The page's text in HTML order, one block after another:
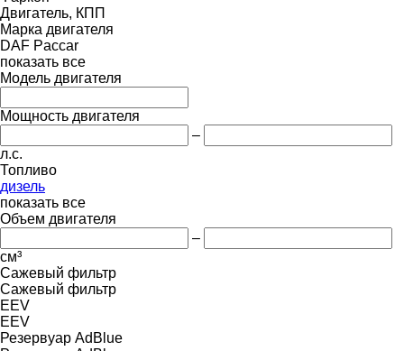
Двигатель, КПП
Марка двигателя
DAF Paccar
показать все
Модель двигателя
Мощность двигателя
–
л.с.
Топливо
дизель
показать все
Объем двигателя
–
см³
Сажевый фильтр
Сажевый фильтр
EEV
EEV
Резервуар AdBlue